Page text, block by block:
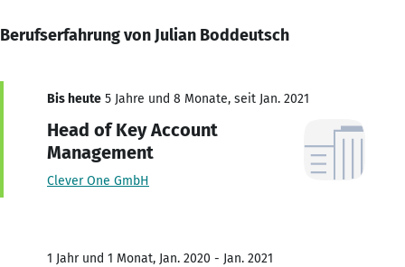
Berufserfahrung von Julian Boddeutsch
Bis heute 5 Jahre und 8 Monate, seit Jan. 2021
Head of Key Account
Management
Clever One GmbH
1 Jahr und 1 Monat, Jan. 2020 - Jan. 2021